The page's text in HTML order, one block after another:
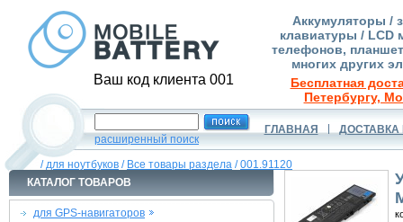
Ваш код клиента 001
Аккумуляторы /
клавиатуры / LCD
телефонов,
многих других
Бесплатная
Петербургу,
расширенный поиск
ГЛАВНАЯ ДОСТАВКА
/для ноутбуков / Все товары раздела /001.91120
КАТАЛОГ ТОВАРОВ
для GPS-навигаторов